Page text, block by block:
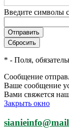
Введите символы
* - Поля,
Сообщение
Ваше сообщение
Вами свяжется
Закрыть окно